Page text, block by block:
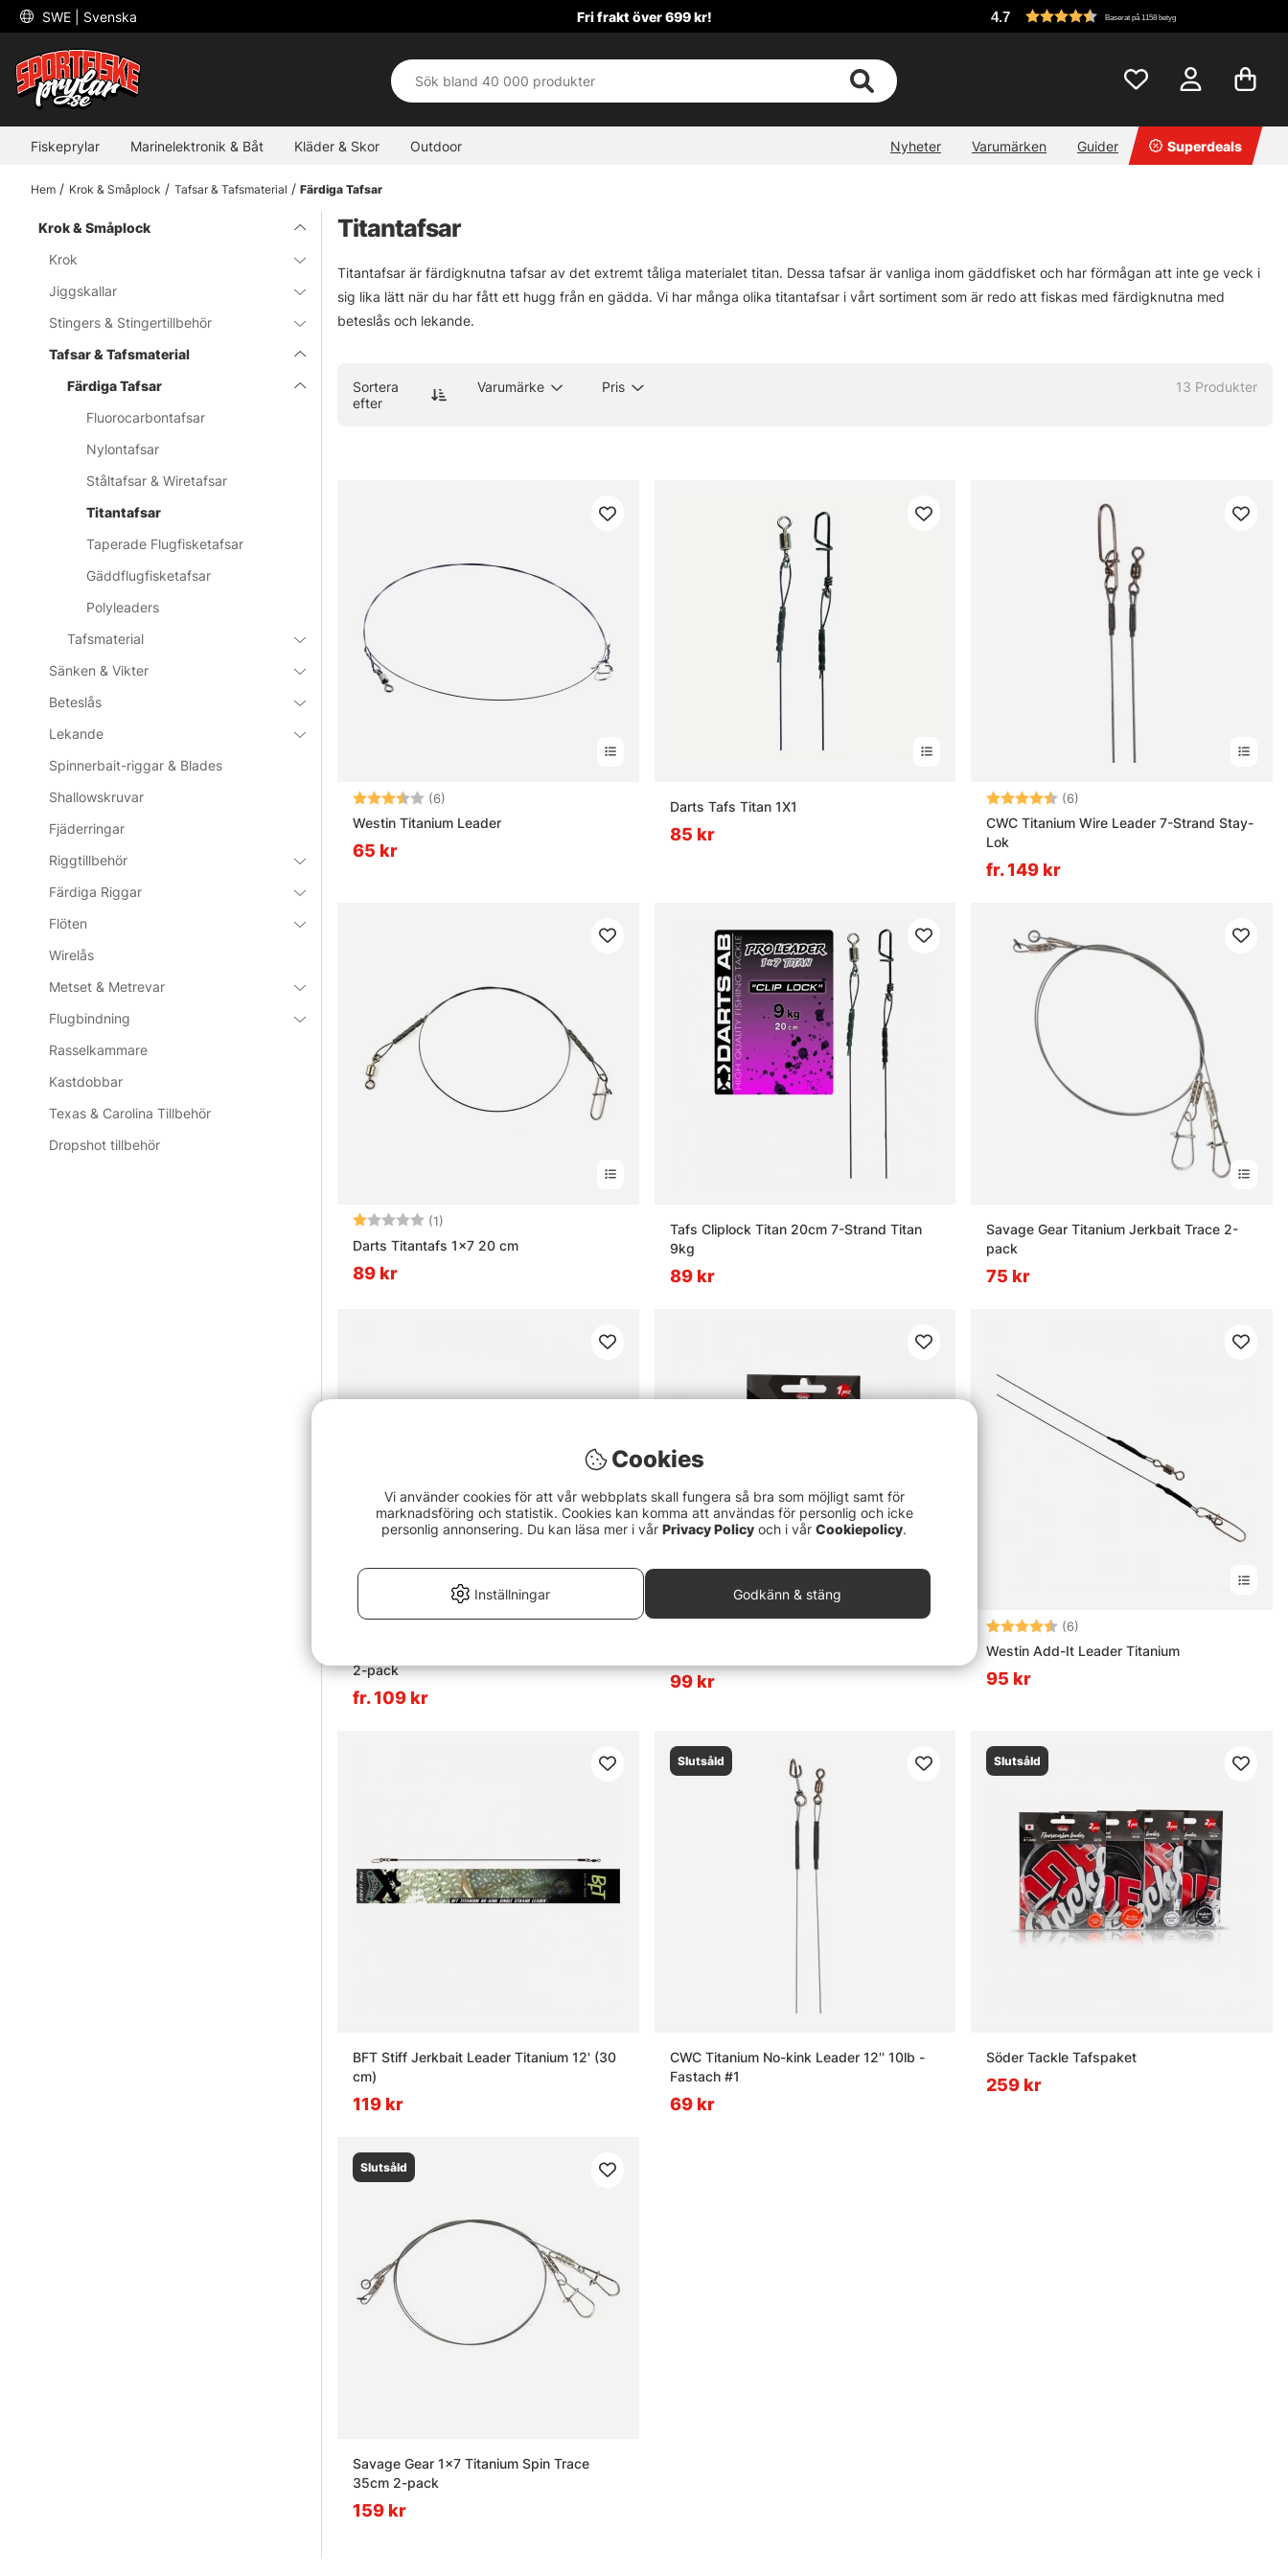
SWE | Svenska Fri frakt över 699 kr! 4.7 Baserat på 1158 betyg
Fiskeprylar Marinelektronik & Båt Kläder & Skor Outdoor Nyheter Varumärken Guider Superdeals
Hem Krok & Småplock Tafsar & Tafsmaterial Färdiga Tafsar
Krok & Småplock
Krok
Jiggskallar
Stingers & Stingertillbehör
Tafsar & Tafsmaterial
Färdiga Tafsar
Fluorocarbontafsar
Nylontafsar
Ståltafsar & Wiretafsar
Titantafsar
Taperade Flugfisketafsar
Gäddflugfisketafsar
Polyleaders
Tafsmaterial
Sänken & Vikter
Beteslås
Lekande
Spinnerbait-riggar & Blades
Shallowskruvar
Fjäderringar
Riggtillbehör
Färdiga Riggar
Flöten
Wirelås
Metset & Metrevar
Flugbindning
Rasselkammare
Kastdobbar
Texas & Carolina Tillbehör
Dropshot tillbehör
Titantafsar
Titantafsar är färdigknutna tafsar av det extremt tåliga materialet titan. Dessa tafsar är vanliga inom gäddfisket och har förmågan att inte ge veck i
sig lika lätt när du har fått ett hugg från en gädda. Vi har många olika titantafsar i vårt sortiment som är redo att fiskas med färdigknutna med
beteslås och lekande.
Sortera
efter
Varumärke Pris 13 Produkter
Betyg: (6)
Westin Titanium Leader
65 kr
Darts Tafs Titan 1X1
85 kr
Betyg: (6)
CWC Titanium Wire Leader 7-Strand Stay-
Lok
fr. 149 kr
Betyg: (1)
Darts Titantafs 1x7 20 cm
89 kr
Tafs Cliplock Titan 20cm 7-Strand Titan
9kg
89 kr
Savage Gear Titanium Jerkbait Trace 2-
pack
75 kr
2-pack
fr. 109 kr
99 kr
Betyg: (6)
Westin Add-It Leader Titanium
95 kr
BFT Stiff Jerkbait Leader Titanium 12' (30
cm)
119 kr
Slutsåld
CWC Titanium No-kink Leader 12'' 10lb -
Fastach #1
69 kr
Slutsåld
Söder Tackle Tafspaket
259 kr
Slutsåld
Savage Gear 1x7 Titanium Spin Trace
35cm 2-pack
159 kr
Cookies
Vi använder cookies för att vår webbplats skall fungera så bra som möjligt samt för
marknadsföring och statistik. Cookies kan komma att användas för personlig och icke
personlig annonsering. Du kan läsa mer i vår Privacy Policy och i vår Cookiepolicy.
Inställningar Godkänn & stäng